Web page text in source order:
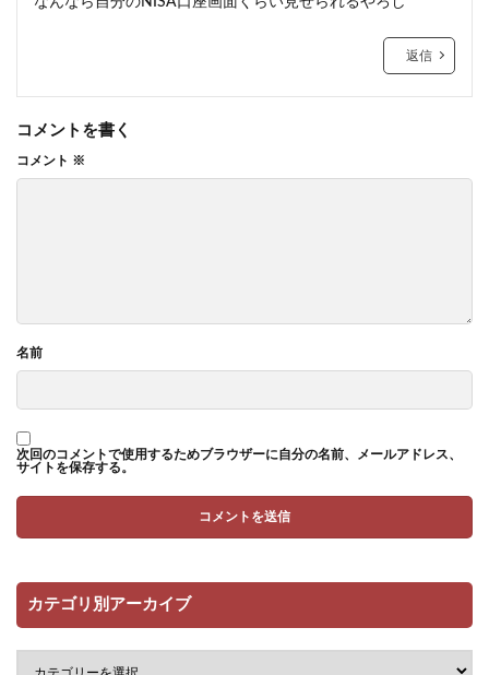
返信
コメントを書く
コメント ※
名前
次回のコメントで使用するためブラウザーに自分の名前、メールアドレス、
サイトを保存する。
カテゴリ別アーカイブ